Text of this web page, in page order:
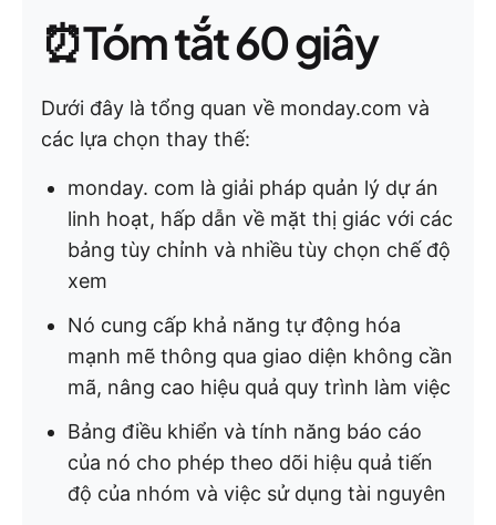
⏰Tóm tắt 60 giây
Dưới đây là tổng quan về monday.com và
các lựa chọn thay thế:
monday. com là giải pháp quản lý dự án
linh hoạt, hấp dẫn về mặt thị giác với các
bảng tùy chỉnh và nhiều tùy chọn chế độ
xem
Nó cung cấp khả năng tự động hóa
mạnh mẽ thông qua giao diện không cần
mã, nâng cao hiệu quả quy trình làm việc
Bảng điều khiển và tính năng báo cáo
của nó cho phép theo dõi hiệu quả tiến
độ của nhóm và việc sử dụng tài nguyên